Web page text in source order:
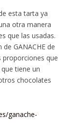
esta tarta ya
otra manera
que las usadas.
GANACHE de
proporciones que
tiene un
chocolates
ganache-